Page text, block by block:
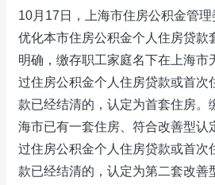
10月17日，上海市住房公积金管
优化本市住房公积金个人住房贷款
明确，缴存职工家庭名下在上海市
过住房公积金个人住房贷款或首次
款已经结清的，认定为首套住房。
海市已有一套住房、符合改善型认
过住房公积金个人住房贷款或首次
款已经结清的，认定为第二套改善